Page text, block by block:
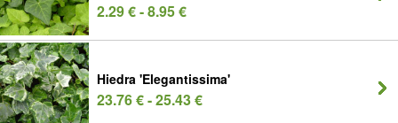
2.29 € - 8.95 €
Hiedra 'Elegantissima'
23.76 € - 25.43 €